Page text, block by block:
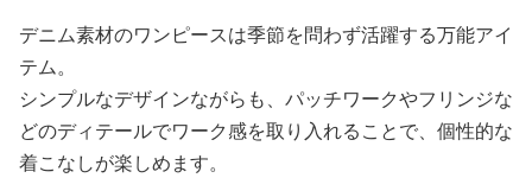
デニム素材のワンピースは季節を問わず活躍する万能アイ
テム。
シンプルなデザインながらも、パッチワークやフリンジな
どのディテールでワーク感を取り入れることで、個性的な
着こなしが楽しめます。